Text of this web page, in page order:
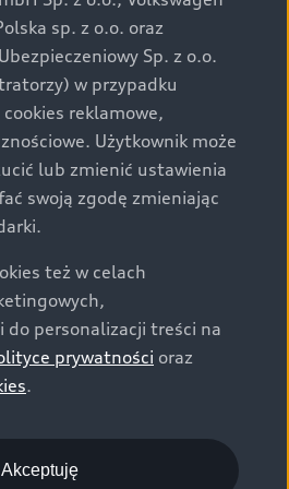
ceny, wyposażenia i
w umowie sprzedaży, a
technicznych zawiera
typu pojazdu. Zastrzegamy
pomyłek. Wszelkie informacje
są aktualne na dzień ich
uzyskania najnowszych
się z Partnerem Marki
obecnie samochody marki Audi
spełniających pod
i recyklingu wymagania
22628 i są zgodne z
homologacji wydanymi wg
zapewnienia wszystkim
marki Volkswagen sieci
sp. z o.o. oraz
Sp. z o.o.
w przypadku
reklamowe,
Użytkownik może
lub zmienić ustawienia
swoją zgodę zmieniając
też w celach
do personalizacji treści na
prywatności oraz
.
Akceptuję